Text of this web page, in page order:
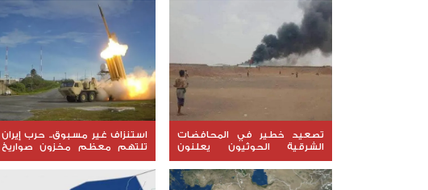
تصعيد خطير في المحافضات
الشرقية الحوثيون يعلنون
استهداف مواقع عسكرية في
حضرموت ومأرب اليمنية بوابل
من الصواريخ والطائرات المسيّرة
استنزاف غير مسبوق.. حرب إيران
تلتهم معظم مخزون صواريخ
"ثاد" الأمريكية وتدق ناقوس
الخطر داخل البنتاغون